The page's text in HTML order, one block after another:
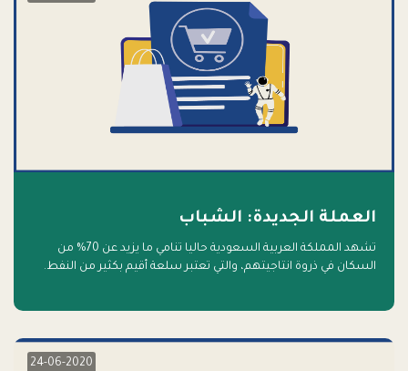
العملة الجديدة: الشباب
تشهد المملكة العربية السعودية حاليا تنامي ما يزيد عن 70% من
السكان في ذروة انتاجيتهم، والتي تعتبر سلعة أقيم بكثير من النفط.
24-06-2020